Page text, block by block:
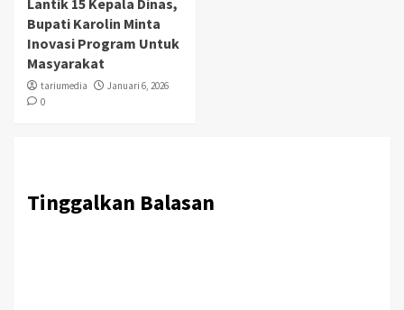
Bupati Karolin Minta
Inovasi Program Untuk
Masyarakat
tariumedia
Januari 6, 2026
0
Tinggalkan Balasan